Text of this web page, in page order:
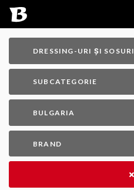
DRESSING-URI ȘI SOSURI
SUBCATEGORIE
BULGARIA
BRAND